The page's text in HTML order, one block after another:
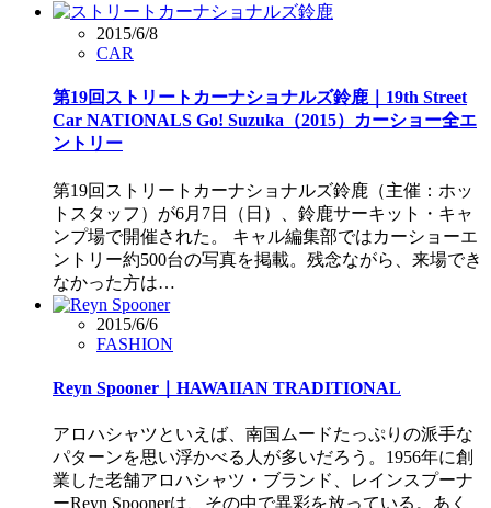
2015/6/8
CAR
第19回ストリートカーナショナルズ鈴鹿｜19th Street
Car NATIONALS Go! Suzuka（2015）カーショー全エ
ントリー
第19回ストリートカーナショナルズ鈴鹿（主催：ホッ
トスタッフ）が6月7日（日）、鈴鹿サーキット・キャ
ンプ場で開催された。 キャル編集部ではカーショーエ
ントリー約500台の写真を掲載。残念ながら、来場でき
なかった方は…
2015/6/6
FASHION
Reyn Spooner｜HAWAIIAN TRADITIONAL
アロハシャツといえば、南国ムードたっぷりの派手な
パターンを思い浮かべる人が多いだろう。1956年に創
業した老舗アロハシャツ・ブランド、レインスプーナ
ーReyn Spoonerは、その中で異彩を放っている。あく